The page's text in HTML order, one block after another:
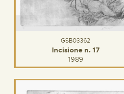
GSB03362
Incisione n. 17
1989